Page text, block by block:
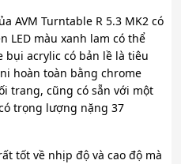
AVM Turntable R 5.3 MK2 có
LED màu xanh lam có thể
bụi acrylic có bản lề là tiêu
hoàn toàn bằng chrome
trang, cũng có sẵn với một
trọng lượng nặng 37
tốt về nhịp độ và cao độ mà